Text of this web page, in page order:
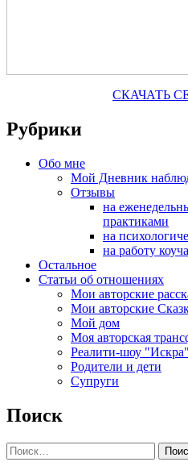
СКАЧАТЬ
Рубрики
Обо мне
Мой Дневник
Отзывы
на
практиками
на
на работу коуча
Остальное
Статьи об отношениях
Мои авторские
Мои авторские
Мой дом
Моя авторская
Реалити-шоу "Искра"
Родители и дети
Супруги
Поиск
Найти: